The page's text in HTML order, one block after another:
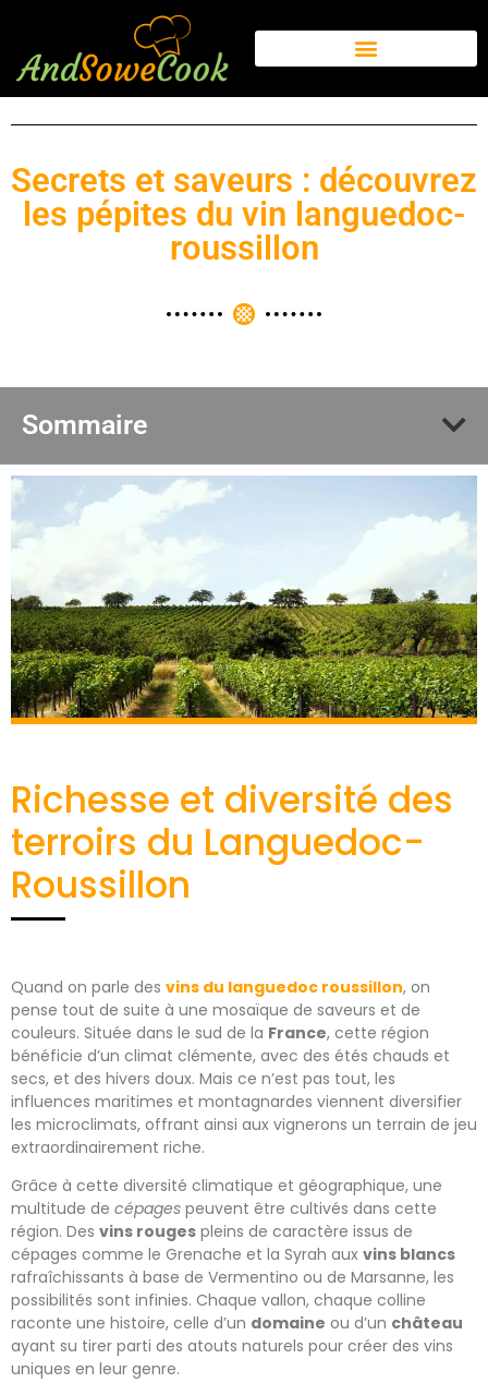
Secrets et saveurs : découvrez
les pépites du vin languedoc-
roussillon
Sommaire
Richesse et diversité des
terroirs du Languedoc-
Roussillon
Quand on parle des vins du languedoc roussillon, on
pense tout de suite à une mosaïque de saveurs et de
couleurs. Située dans le sud de la France, cette région
bénéficie d’un climat clémente, avec des étés chauds et
secs, et des hivers doux. Mais ce n’est pas tout, les
influences maritimes et montagnardes viennent diversifier
les microclimats, offrant ainsi aux vignerons un terrain de jeu
extraordinairement riche.
Grâce à cette diversité climatique et géographique, une
multitude de cépages peuvent être cultivés dans cette
région. Des vins rouges pleins de caractère issus de
cépages comme le Grenache et la Syrah aux vins blancs
rafraîchissants à base de Vermentino ou de Marsanne, les
possibilités sont infinies. Chaque vallon, chaque colline
raconte une histoire, celle d’un domaine ou d’un château
ayant su tirer parti des atouts naturels pour créer des vins
uniques en leur genre.